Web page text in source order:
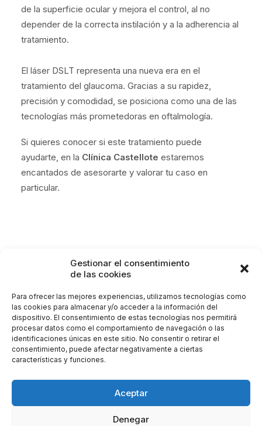
Gestionar el consentimiento
de las cookies
Para ofrecer las mejores experiencias, utilizamos tecnologías como
las cookies para almacenar y/o acceder a la información del
dispositivo. El consentimiento de estas tecnologías nos permitirá
procesar datos como el comportamiento de navegación o las
identificaciones únicas en este sitio. No consentir o retirar el
consentimiento, puede afectar negativamente a ciertas
características y funciones.
Aceptar
Denegar
de la superficie ocular y mejora el control, al no
depender de la correcta instilación y a la adherencia al
tratamiento.
El láser DSLT representa una nueva era en el
tratamiento del glaucoma. Gracias a su rapidez,
precisión y comodidad, se posiciona como una de las
tecnologías más prometedoras en oftalmología.
Si quieres conocer si este tratamiento puede
ayudarte, en la Clínica Castellote estaremos
encantados de asesorarte y valorar tu caso en
particular.
GOTAS HIPOTENSORAS
TRATAMIENTO GLAUCOMA